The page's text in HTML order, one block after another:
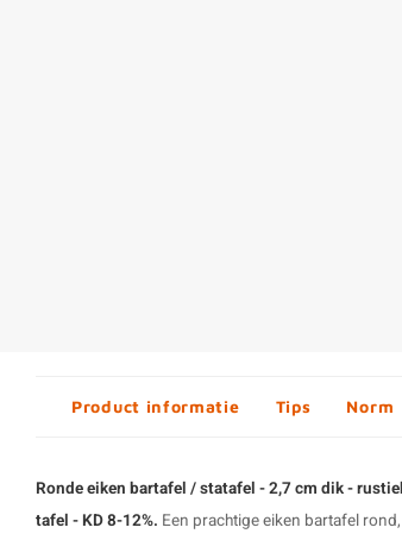
Product informatie Tips Norm
Ronde eiken bartafel / statafel - 2,7 cm dik -
tafel - KD 8-12%. Een prachtigeeiken bartafel